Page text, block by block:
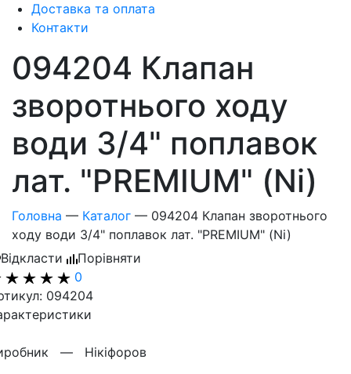
Доставка та оплата
Контакти
094204 Клапан
зворотнього ходу
води 3/4" поплавок
лат. "PREMIUM" (Ni)
Головна — Каталог — 094204 Клапан зворотнього
ходу води 3/4" поплавок лат. "PREMIUM" (Ni)
Відкласти
Порівняти
0
094204
— Нікіфоров